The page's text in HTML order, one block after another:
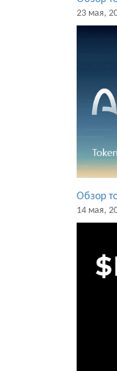
23 мая,
Обзор
14 мая,